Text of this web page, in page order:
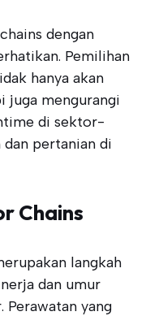
dengan
Pemilihan
hanya akan
juga mengurangi
di sektor-
pertanian di
Chains
langkah
dan umur
Perawatan yang